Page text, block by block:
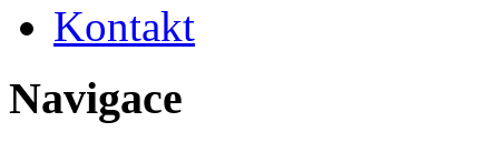
Kontakt
Navigace